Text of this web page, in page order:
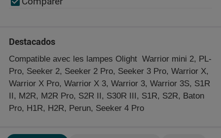
Destacados
Compatible avec les lampes Olight Warrior mini 2, PL-
Pro, Seeker 2, Seeker 2 Pro, Seeker 3 Pro, Warrior X,
Warrior X Pro, Warrior X 3, Warrior 3, Warrior 3S, S1R
II, M2R, M2R Pro, S2R II, S30R III, S1R, S2R, Baton
Pro, H1R, H2R, Perun, Seeker 4 Pro